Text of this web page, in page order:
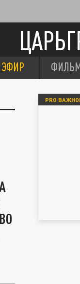
ЭФИР
PRO